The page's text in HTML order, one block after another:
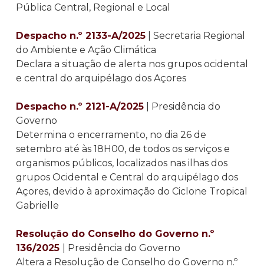
Pública Central, Regional e Local
Despacho n.º 2133-A/2025| Secretaria Regional
do Ambiente e Ação Climática
Declara a situação de alerta nos grupos ocidental
e central do arquipélago dos Açores
Despacho n.º 2121-A/2025| Presidência do
Governo
Determina o encerramento, no dia 26 de
setembro até às 18H00, de todos os serviços e
organismos públicos, localizados nas ilhas dos
grupos Ocidental e Central do arquipélago dos
Açores, devido à aproximação do Ciclone Tropical
Gabrielle
Resolução do Conselho do Governo n.º
136/2025
| Presidência do Governo
Altera a Resolução de Conselho do Governo n.º